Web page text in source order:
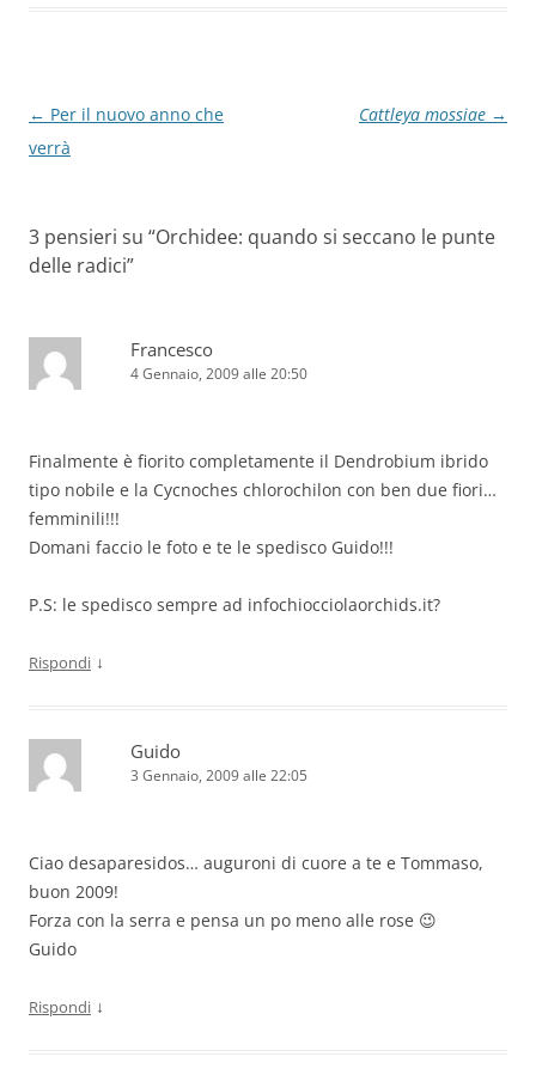
Navigazione
articolo
← Per il nuovo anno che
verrà
Cattleya mossiae →
3 pensieri su “Orchidee: quando si seccano le punte
delle radici”
Francesco
4 Gennaio, 2009 alle 20:50
Finalmente è fiorito completamente il Dendrobium ibrido
tipo nobile e la Cycnoches chlorochilon con ben due fiori…
femminili!!!
Domani faccio le foto e te le spedisco Guido!!!
P.S: le spedisco sempre ad infochiocciolaorchids.it?
Rispondi ↓
Guido
3 Gennaio, 2009 alle 22:05
Ciao desaparesidos… auguroni di cuore a te e Tommaso,
buon 2009!
Forza con la serra e pensa un po meno alle rose 😉
Guido
Rispondi ↓